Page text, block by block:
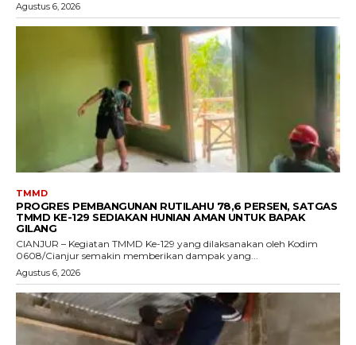
Agustus 6, 2026
TMMD
PROGRES PEMBANGUNAN RUTILAHU 78,6 PERSEN, SATGAS
TMMD KE-129 SEDIAKAN HUNIAN AMAN UNTUK BAPAK
GILANG
CIANJUR – Kegiatan TMMD Ke-129 yang dilaksanakan oleh Kodim
0608/Cianjur semakin memberikan dampak yang...
Agustus 6, 2026